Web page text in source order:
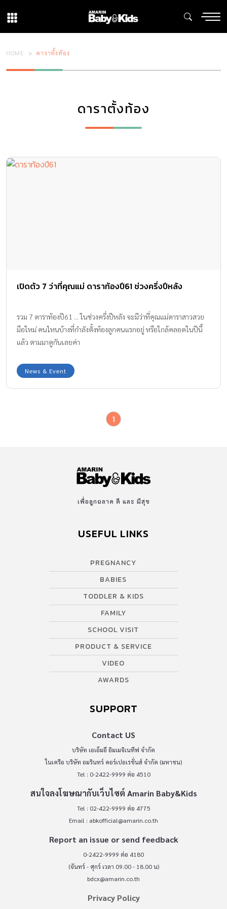
HOME ดาราตั้งท้อง
ดาราตั้งท้อง
เปิดตัว 7 ว่าที่คุณแม่ ดาราท้องปี61 ช่วงครึ่งปีหลัง
รวม 7 ดาราท้องปี61 ... ในช่วงครึ่งปีหลัง จะมีว่าที่คุณแม่ดาราสาวสวย
มือใหม่ คนไหนบ้างที่กำลังตั้งท้องลูกคนแรกอยู่ หรือใกล้คลอดในปีนี้
แล้ว ตามมาดูกันเลยค่า
News & Event
1
เพื่อลูกฉลาด ดี และ มีสุข
USEFUL LINKS
PREGNANCY
BABIES
TODDLER & KIDS
FAMILY
SCHOOL VISIT
PRODUCT & SERVICE
VIDEO
AWARDS
SUPPORT
Contact US
บริษัท เอเอ็มอี อิมเมจิเนทีฟ จำกัด
ในเครือ บริษัท อมรินทร์ คอร์เปอเรชั่นส์ จำกัด (มหาชน)
Tel : 0-2422-9999 ต่อ 4510
สนใจลงโฆษณากับเว็บไซต์ Amarin Baby&Kids
Tel : 02-422-9999 ต่อ 4775
Email : abkofficial@amarin.co.th
Report an issue or send feedback
0-2422-9999 ต่อ 4180
(จันทร์ - ศุกร์ เวลา 09.00 - 18.00 น)
bdcx@amarin.co.th
Privacy Policy